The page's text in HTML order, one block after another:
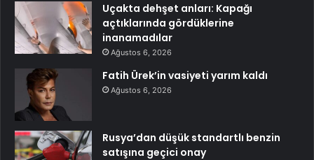
Uçakta dehşet anları: Kapağı
açtıklarında gördüklerine
inanamadılar
Ağustos 6, 2026
Fatih Ürek’in vasiyeti yarım kaldı
Ağustos 6, 2026
Rusya’dan düşük standartlı benzin
satışına geçici onay